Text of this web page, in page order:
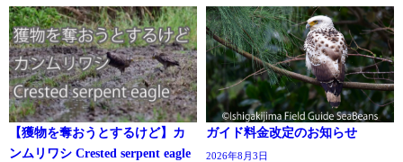
【獲物を奪おうとするけど】カ
ンムリワシ Crested serpent eagle
ガイド料金改定のお知らせ
2026年8月3日